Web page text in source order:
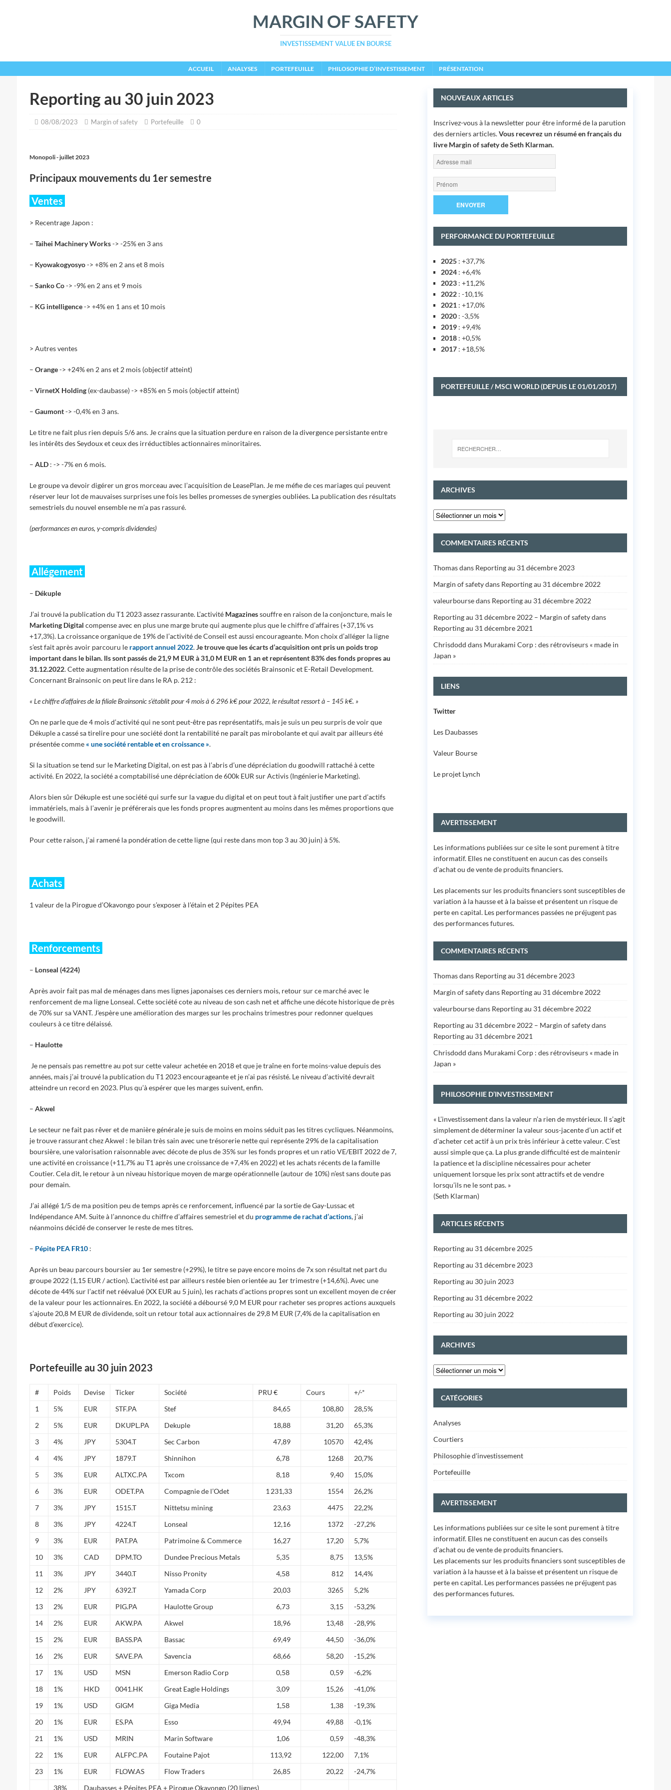
MARGIN OF SAFETY
INVESTISSEMENT VALUE EN BOURSE
ACCUEIL ANALYSES PORTEFEUILLE PHILOSOPHIE D’INVESTISSEMENT PRÉSENTATION
Reporting au 30 juin 2023
08/08/2023 Margin of safety Portefeuille 0
Monopoli - juillet 2023
Principaux mouvements du 1er semestre
Ventes
> Recentrage Japon :
– Taihei Machinery Works-> -25% en 3 ans
– Kyowakogyosyo-> +8% en 2 ans et 8 mois
– Sanko Co-> -9% en 2 ans et 9 mois
– KG intelligence-> +4% en 1 ans et 10 mois
> Autres ventes
– Orange-> +24% en 2 ans et 2 mois (objectif atteint)
– VirnetX Holding(ex-daubasse) -> +85% en 5 mois (objectif atteint)
– Gaumont-> -0,4% en 3 ans.
Le titre ne fait plus rien depuis 5/6 ans. Je crains que la situation perdure en raison de la divergence persistante entre
les intérêts des Seydoux et ceux des irréductibles actionnaires minoritaires.
– ALD: -> -7% en 6 mois.
Le groupe va devoir digérer un gros morceau avec l’acquisition de LeasePlan. Je me méfie de ces mariages qui peuvent
réserver leur lot de mauvaises surprises une fois les belles promesses de synergies oubliées. La publication des résultats
semestriels du nouvel ensemble ne m’a pas rassuré.
(performances en euros, y-compris dividendes)
Allégement
– Dékuple
J’ai trouvé la publication du T1 2023 assez rassurante. L’activité Magazinessouffre en raison de la conjoncture, mais le
Marketing Digital compense avec en plus une marge brute qui augmente plus que le chiffre d’affaires (+37,1% vs
+17,3%). La croissance organique de 19% de l’activité de Conseil est aussi encourageante. Mon choix d’alléger la ligne
s’est fait après avoir parcouru le rapport annuel 2022.Je trouve que les écarts d’acquisition ont pris un poids trop
important dans le bilan. Ils sont passés de 21,9 M EUR à 31,0 M EUR en 1 an et représentent 83% des fonds propres au
31.12.2022. Cette augmentation résulte de la prise de contrôle des sociétés Brainsonic et E-Retail Development.
Concernant Brainsonic on peut lire dans le RA p. 212 :
« Le chiffre d’affaires de la filiale Brainsonic s’établit pour 4 mois à 6 296 k€ pour 2022, le résultat ressort à – 145 k€. »
On ne parle que de 4 mois d’activité qui ne sont peut-être pas représentatifs, mais je suis un peu surpris de voir que
Dékuple a cassé sa tirelire pour une société dont la rentabilité ne paraît pas mirobolante et qui avait par ailleurs été
présentée comme « une société rentable et en croissance ».
Si la situation se tend sur le Marketing Digital, on est pas à l’abris d’une dépréciation du goodwill rattaché à cette
activité. En 2022, la société a comptabilisé une dépréciation de 600k EUR sur Activis (Ingénierie Marketing).
Alors bien sûr Dékuple est une société qui surfe sur la vague du digital et on peut tout à fait justifier une part d’actifs
immatériels, mais à l’avenir je préférerais que les fonds propres augmentent au moins dans les mêmes proportions que
le goodwill.
Pour cette raison, j’ai ramené la pondération de cette ligne (qui reste dans mon top 3 au 30 juin) à 5%.
Achats
1 valeur de la Pirogue d’Okavongo pour s’exposer à l’étain et 2 Pépites PEA
Renforcements
– Lonseal (4224)
Après avoir fait pas mal de ménages dans mes lignes japonaises ces derniers mois, retour sur ce marché avec le
renforcement de ma ligne Lonseal. Cette société cote au niveau de son cash net et affiche une décote historique de près
de 70% sur sa VANT. J’espère une amélioration des marges sur les prochains trimestres pour redonner quelques
couleurs à ce titre délaissé.
– Haulotte
Je ne pensais pas remettre au pot sur cette valeur achetée en 2018 et que je traîne en forte moins-value depuis des
années, mais j’ai trouvé la publication du T1 2023 encourageante et je n’ai pas résisté. Le niveau d’activité devrait
atteindre un record en 2023. Plus qu’à espérer que les marges suivent, enfin.
– Akwel
Le secteur ne fait pas rêver et de manière générale je suis de moins en moins séduit pas les titres cycliques. Néanmoins,
je trouve rassurant chez Akwel : le bilan très sain avec une trésorerie nette qui représente 29% de la capitalisation
boursière, une valorisation raisonnable avec décote de plus de 35% sur les fonds propres et un ratio VE/EBIT 2022 de 7,
une activité en croissance (+11,7% au T1 après une croissance de +7,4% en 2022) et les achats récents de la famille
Coutier. Cela dit, le retour à un niveau historique moyen de marge opérationnelle (autour de 10%) n’est sans doute pas
pour demain.
J’ai allégé 1/5 de ma position peu de temps après ce renforcement, influencé par la sortie de Gay-Lussac et
Indépendance AM. Suite à l’annonce du chiffre d’affaires semestriel et du programme de rachat d’actions, j’ai
néanmoins décidé de conserver le reste de mes titres.
– Pépite PEA FR10:
Après un beau parcours boursier au 1er semestre (+29%), le titre se paye encore moins de 7x son résultat net part du
groupe 2022 (1,15 EUR / action). L’activité est par ailleurs restée bien orientée au 1er trimestre (+14,6%). Avec une
décote de 44% sur l’actif net réévalué (XX EUR au 5 juin), les rachats d’actions propres sont un excellent moyen de créer
de la valeur pour les actionnaires. En 2022, la société a déboursé 9,0 M EUR pour racheter ses propres actions auxquels
s’ajoute 20,8 M EUR de dividende, soit un retour total aux actionnaires de 29,8 M EUR (7,4% de la capitalisation en
début d’exercice).
Portefeuille au 30 juin 2023
# Poids Devise Ticker Société PRU € Cours
+/-*
1
5% EUR STF.PA Stef 84,65 108,80
28,5%
2
5% EUR DKUPL.PA Dekuple 18,88 31,20
65,3%
3
4% JPY 5304.T Sec Carbon 47,89 10570
42,4%
4
4% JPY 1879.T Shinnihon 6,78 1268
20,7%
5
3% EUR ALTXC.PA Txcom 8,18 9,40
15,0%
6
3% EUR ODET.PA Compagnie de l’Odet 1 231,33 1554
26,2%
7
3% JPY 1515.T Nittetsu mining 23,63 4475
22,2%
8
3% JPY 4224.T Lonseal 12,16 1372
-27,2%
9
3% EUR PAT.PA Patrimoine & Commerce 16,27 17,20
5,7%
10
3% CAD DPM.TO Dundee Precious Metals 5,35 8,75
13,5%
11
3% JPY 3440.T Nisso Pronity 4,58 812
14,4%
12
2% JPY 6392.T Yamada Corp 20,03 3265
5,2%
13
2% EUR PIG.PA Haulotte Group 6,73 3,15
-53,2%
14
2% EUR AKW.PA Akwel 18,96 13,48
-28,9%
15
2% EUR BASS.PA Bassac 69,49 44,50
-36,0%
16
2% EUR SAVE.PA Savencia 68,66 58,20
-15,2%
17
1% USD MSN Emerson Radio Corp 0,58 0,59
-6,2%
18
1% HKD 0041.HK Great Eagle Holdings 3,09 15,26
-41,0%
19
1% USD GIGM Giga Media 1,58 1,38
-19,3%
20
1% EUR ES.PA Esso 49,94 49,88
-0,1%
21
1% USD MRIN Marin Software 1,06 0,59
-48,3%
22
1% EUR ALFPC.PA Foutaine Pajot 113,92 122,00
7,1%
23
1% EUR FLOW.AS Flow Traders 26,85 20,22
-24,7%
38%
Daubasses + Pépites PEA + Pirogue Okavongo (20 lignes)
NOUVEAUX ARTICLES
Inscrivez-vous à la newsletter pour être informé de la parution
des derniers articles.Vous recevrez un résumé en français du
livre Margin of safetyde Seth Klarman.
PERFORMANCE DU PORTEFEUILLE
2025 : +37,7%
2024 : +6,4%
2023 : +11,2%
2022 : -10,1%
2021 : +17,0%
2020 : -3,5%
2019 : +9,4%
2018 : +0,5%
2017 : +18,5%
PORTEFEUILLE / MSCI WORLD (DEPUIS LE 01/01/2017)
ARCHIVES
COMMENTAIRES RÉCENTS
Thomasdans Reporting au 31 décembre 2023
Margin of safetydans Reporting au 31 décembre 2022
valeurboursedans Reporting au 31 décembre 2022
Reporting au 31 décembre 2022 – Margin of safetydans
Reporting au 31 décembre 2021
Chrisdodd dans Murakami Corp : des rétroviseurs « made in
Japan »
LIENS
Twitter
Les Daubasses
Valeur Bourse
Le projet Lynch
AVERTISSEMENT
Les informations publiées sur ce site le sont purement à titre
informatif. Elles ne constituent en aucun cas des conseils
d’achat ou de vente de produits financiers.
Les placements sur les produits financiers sont susceptibles de
variation à la hausse et à la baisse et présentent un risque de
perte en capital. Les performances passées ne préjugent pas
des performances futures.
COMMENTAIRES RÉCENTS
Thomasdans Reporting au 31 décembre 2023
Margin of safetydans Reporting au 31 décembre 2022
valeurboursedans Reporting au 31 décembre 2022
Reporting au 31 décembre 2022 – Margin of safetydans
Reporting au 31 décembre 2021
Chrisdodd dans Murakami Corp : des rétroviseurs « made in
Japan »
PHILOSOPHIE D’INVESTISSEMENT
« L’investissement dans la valeur n’a rien de mystérieux. Il s’agit
simplement de déterminer la valeur sous-jacente d’un actif et
d’acheter cet actif à un prix très inférieur à cette valeur. C’est
aussi simple que ça. La plus grande difficulté est de maintenir
la patience et la discipline nécessaires pour acheter
uniquement lorsque les prix sont attractifs et de vendre
lorsqu’ils ne le sont pas. »
(Seth Klarman)
ARTICLES RÉCENTS
Reporting au 31 décembre 2025
Reporting au 31 décembre 2023
Reporting au 30 juin 2023
Reporting au 31 décembre 2022
Reporting au 30 juin 2022
ARCHIVES
CATÉGORIES
Analyses
Courtiers
Philosophie d'investissement
Portefeuille
AVERTISSEMENT
Les informations publiées sur ce site le sont purement à titre
informatif. Elles ne constituent en aucun cas des conseils
d’achat ou de vente de produits financiers.
Les placements sur les produits financiers sont susceptibles de
variation à la hausse et à la baisse et présentent un risque de
perte en capital. Les performances passées ne préjugent pas
des performances futures.